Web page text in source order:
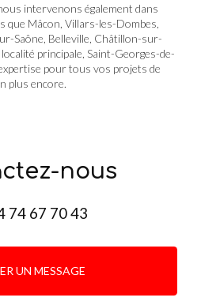
nous intervenons également dans
que Mâcon, Villars-les-Dombes,
Saône, Belleville, Châtillon-sur-
principale, Saint-Georges-de-
pour tous vos projets de
plus encore.
nous
74 67 70 43
UN MESSAGE